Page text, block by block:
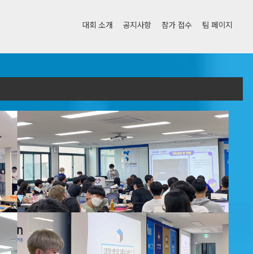
대회 소개 공지사항 참가 접수 팀 페이지